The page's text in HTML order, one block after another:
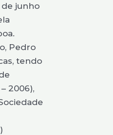
de junho
Pedro
tendo
2006),